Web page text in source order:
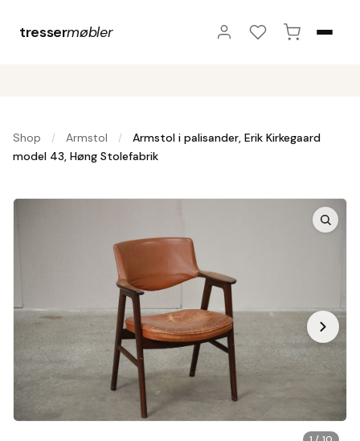
tressermøbler
Shop / Armstol /
Armstol i palisander, Erik Kirkegaard
model 43, Høng Stolefabrik